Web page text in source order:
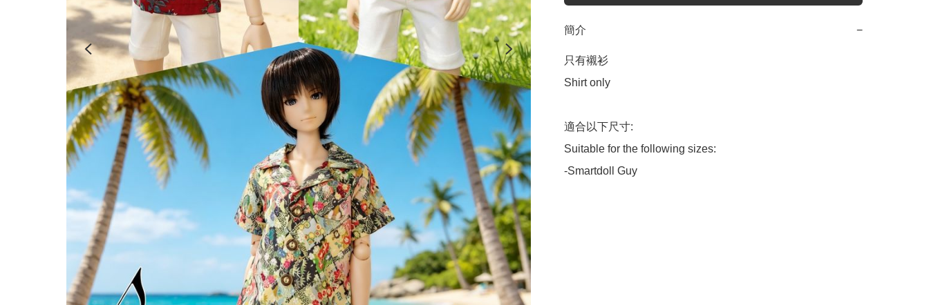
簡介 −
只有襯衫
Shirt only
適合以下尺寸:
Suitable for the following sizes:
-Smartdoll Guy